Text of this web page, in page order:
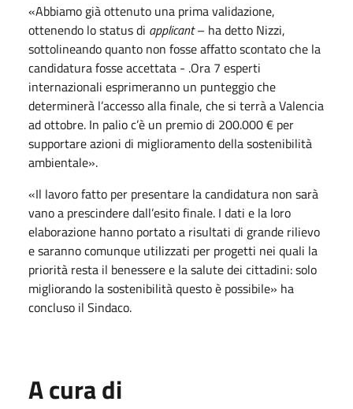
«Abbiamo già ottenuto una prima validazione,
ottenendo lo status di applicant– ha detto Nizzi,
sottolineando quanto non fosse affatto scontato che la
candidatura fosse accettata - .Ora 7 esperti
internazionali esprimeranno un punteggio che
determinerà l’accesso alla finale, che si terrà a Valencia
ad ottobre. In palio c’è un premio di 200.000 € per
supportare azioni di miglioramento della sostenibilità
ambientale».
«Il lavoro fatto per presentare la candidatura non sarà
vano a prescindere dall’esito finale. I dati e la loro
elaborazione hanno portato a risultati di grande rilievo
e saranno comunque utilizzati per progetti nei quali la
priorità resta il benessere e la salute dei cittadini: solo
migliorando la sostenibilità questo è possibile» ha
concluso il Sindaco.
A cura di